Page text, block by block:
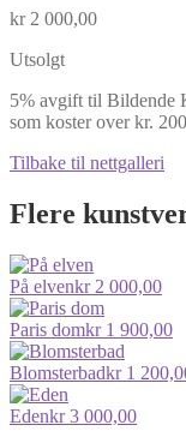
kr2 000,00
Utsolgt
5% avgift til Bildende
som koster over kr.
Tilbake til nettgalleri
Flere
På elvenkr2 000,00
Paris domkr1 900,00
Blomsterbadkr1
Edenkr3 000,00